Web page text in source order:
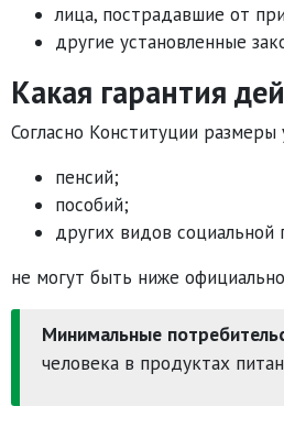
лица, пострадавшие от
другие установленные
Какая гарантия
Согласно Конституции
пенсий;
пособий;
других видов
не могут быть ниже
Минимальные
человека в продуктах